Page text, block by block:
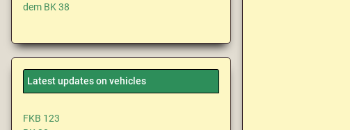
dem BK 38
Latest updates on vehicles
FKB 123